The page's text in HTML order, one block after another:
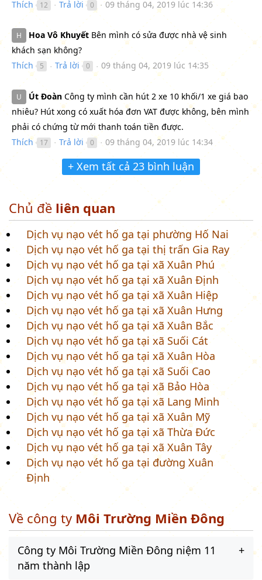
Thích
12 ● Trả lời 0 ● 09 tháng 04, 2019 lúc 14:36
H Hoa Vô Khuyết Bên mình có sửa được nhà vệ sinh
khách sạn không?
Thích
5 ● Trả lời 0 ● 09 tháng 04, 2019 lúc 14:35
U Út Đoàn Công ty mình cần hút 2 xe 10 khối/1 xe giá bao
nhiêu? Hút xong có xuất hóa đơn VAT được không, bên mình
phải có chứng từ mới thanh toán tiền được.
Thích
17 ● Trả lời 0 ● 09 tháng 04, 2019 lúc 14:34
+ Xem tất cả 23 bình luận
Chủ đề liên quan
Dịch vụ nạo vét hố ga tại phường Hố Nai
Dịch vụ nạo vét hố ga tại thị trấn Gia Ray
Dịch vụ nạo vét hố ga tại xã Xuân Phú
Dịch vụ nạo vét hố ga tại xã Xuân Định
Dịch vụ nạo vét hố ga tại xã Xuân Hiệp
Dịch vụ nạo vét hố ga tại xã Xuân Hưng
Dịch vụ nạo vét hố ga tại xã Xuân Bắc
Dịch vụ nạo vét hố ga tại xã Suối Cát
Dịch vụ nạo vét hố ga tại xã Xuân Hòa
Dịch vụ nạo vét hố ga tại xã Suối Cao
Dịch vụ nạo vét hố ga tại xã Bảo Hòa
Dịch vụ nạo vét hố ga tại xã Lang Minh
Dịch vụ nạo vét hố ga tại xã Xuân Mỹ
Dịch vụ nạo vét hố ga tại xã Thừa Đức
Dịch vụ nạo vét hố ga tại xã Xuân Tây
Dịch vụ nạo vét hố ga tại đường Xuân
Định
Về công ty Môi Trường Miền Đông
Công ty Môi Trường Miền Đông niệm 11
năm thành lập